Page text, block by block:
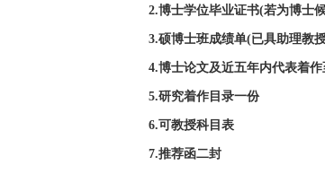
2.博士学位毕业证书(若为博士候
3.硕博士班成绩单(已具助理教授
4.博士论文及近五年内代表着作
5.研究着作目录一份
6.可教授科目表
7.推荐函二封